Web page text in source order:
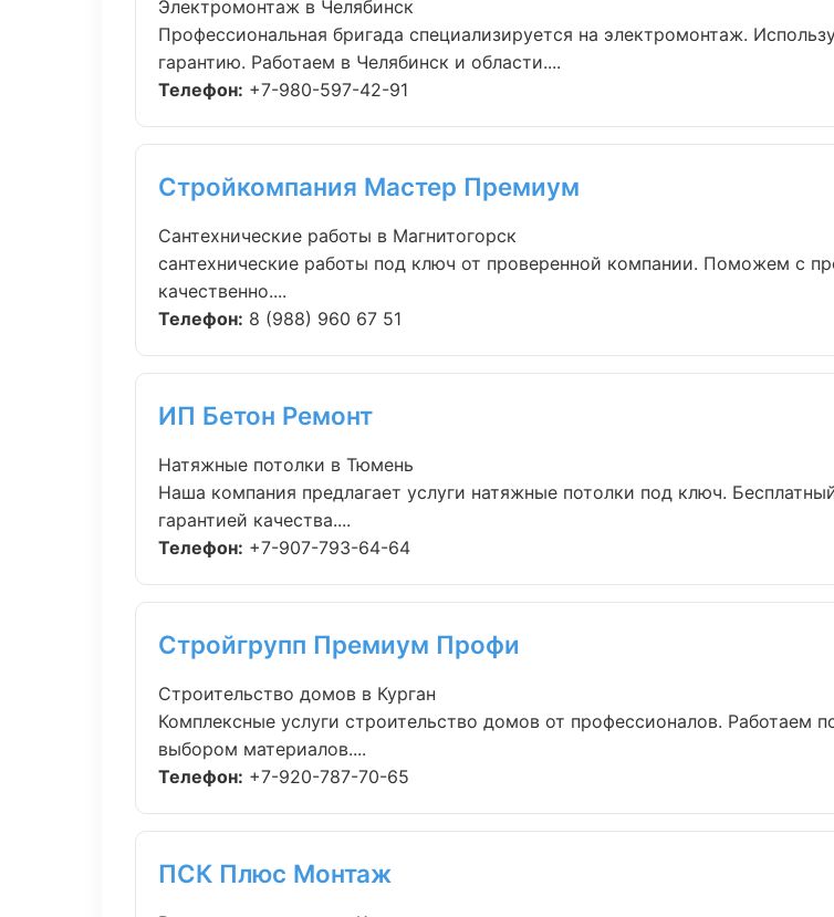
Электромонтаж в Челябинск
Профессиональная бригада специализируется на электромонтаж.
гарантию. Работаем в Челябинск и области....
Телефон: +7-980-597-42-91
Стройкомпания Мастер Премиум
Сантехнические работы в Магнитогорск
сантехнические работы под ключ от проверенной компании. Поможем с
качественно....
Телефон: 8 (988) 960 67 51
ИП Бетон Ремонт
Натяжные потолки в Тюмень
Наша компания предлагает услуги натяжные потолки под ключ.
гарантией качества....
Телефон: +7-907-793-64-64
Стройгрупп Премиум Профи
Строительство домов в Курган
Комплексные услуги строительство домов от профессионалов. Работаем
выбором материалов....
Телефон: +7-920-787-70-65
ПСК Плюс Монтаж